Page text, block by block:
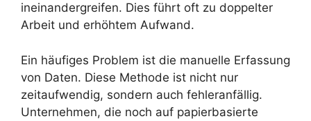
ineinandergreifen. Dies führt oft zu doppelter
Arbeit und erhöhtem Aufwand.
Ein häufiges Problem ist die manuelle Erfassung
von Daten. Diese Methode ist nicht nur
zeitaufwendig, sondern auch fehleranfällig.
Unternehmen, die noch auf papierbasierte